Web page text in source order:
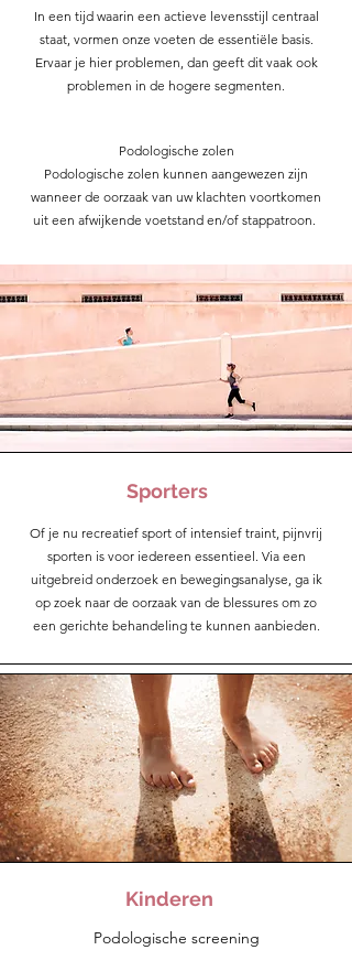
In een tijd waarin een actieve levensstijl centraal
staat, vormen onze voeten de essentiële basis.
Ervaar je hier problemen, dan geeft dit vaak ook
problemen in de hogere segmenten.
Podologische zolen
Podologische zolen kunnen aangewezen zijn
wanneer de oorzaak van uw klachten voortkomen
uit een afwijkende voetstand en/of stappatroon.
Sporters
Of je nu recreatief sport of intensief traint, pijnvrij
sporten is voor iedereen essentieel. Via een
uitgebreid onderzoek en bewegingsanalyse, ga ik
op zoek naar de oorzaak van de blessures om zo
een gerichte behandeling te kunnen aanbieden.
Kinderen
Podologische screening